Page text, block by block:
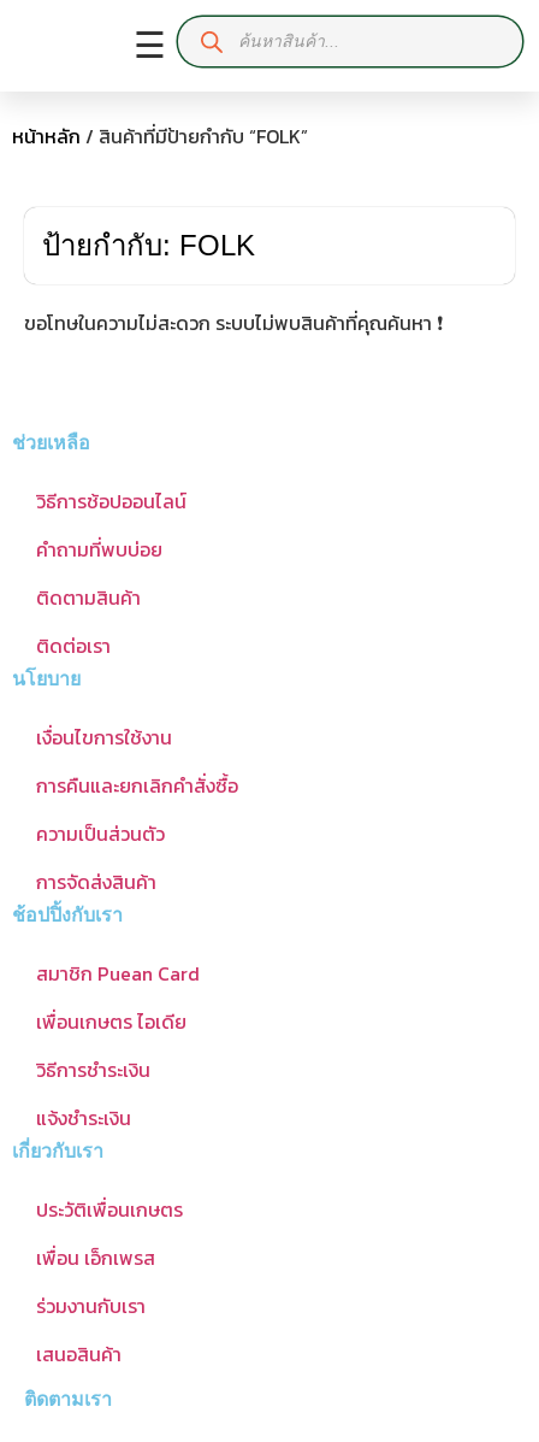
☰
หน้าหลัก / สินค้าที่มีป้ายกำกับ “FOLK”
ป้ายกำกับ: FOLK
ขอโทษในความไม่สะดวก ระบบไม่พบสินค้าที่คุณค้นหา ❗
ช่วยเหลือ
วิธีการช้อปออนไลน์
คำถามที่พบบ่อย
ติดตามสินค้า
ติดต่อเรา
นโยบาย
เงื่อนไขการใช้งาน
การคืนและยกเลิกคำสั่งซื้อ
ความเป็นส่วนตัว
การจัดส่งสินค้า
ช้อปปิ้งกับเรา
สมาชิก Puean Card
เพื่อนเกษตร ไอเดีย
วิธีการชำระเงิน
แจ้งชำระเงิน
เกี่ยวกับเรา
ประวัติเพื่อนเกษตร
เพื่อน เอ็กเพรส
ร่วมงานกับเรา
เสนอสินค้า
ติดตามเรา